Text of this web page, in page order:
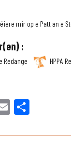
mir op e Patt an e
:
Redange HPPA
Email